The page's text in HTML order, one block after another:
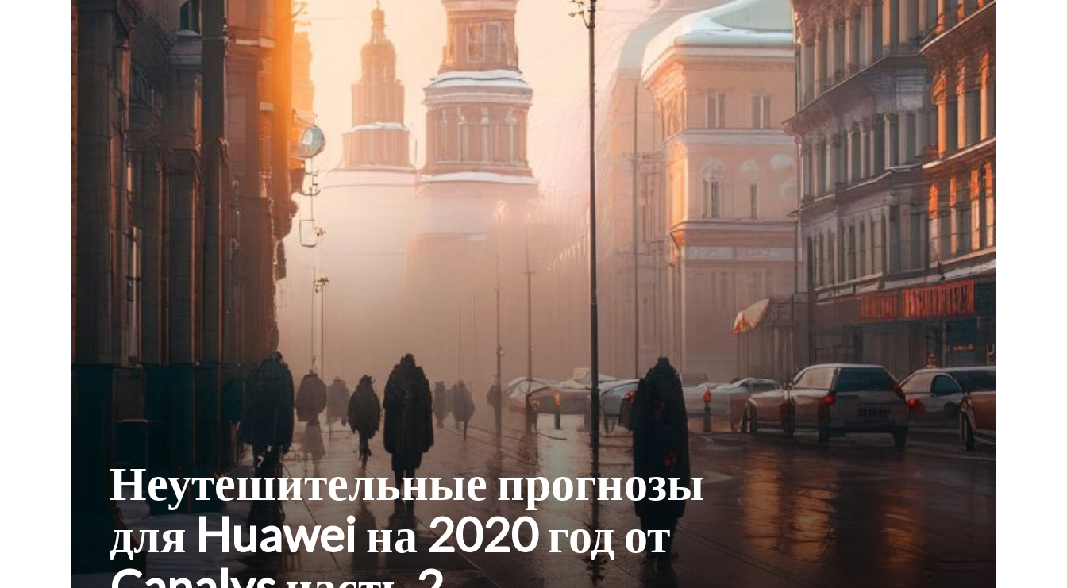
Неутешительные прогнозы
для Huawei на 2020 год от